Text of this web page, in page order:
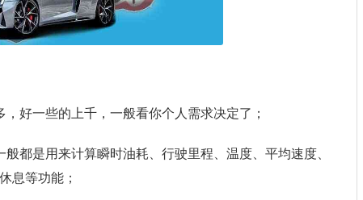
好一些的上千，一般看你个人需求决定了；
都是用来计算瞬时油耗、行驶里程、温度、平均速度、
息等功能；